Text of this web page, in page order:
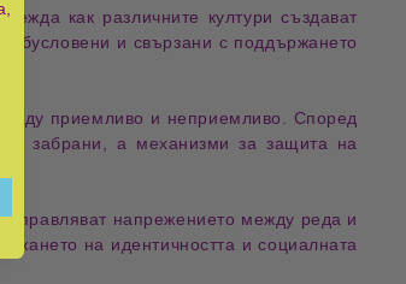
как различните култури създават
обусловени и свързани с поддържането
приемливо и неприемливо. Според
забрани, а механизми за защита на
управляват напрежението между реда и
на идентичността исоциалната